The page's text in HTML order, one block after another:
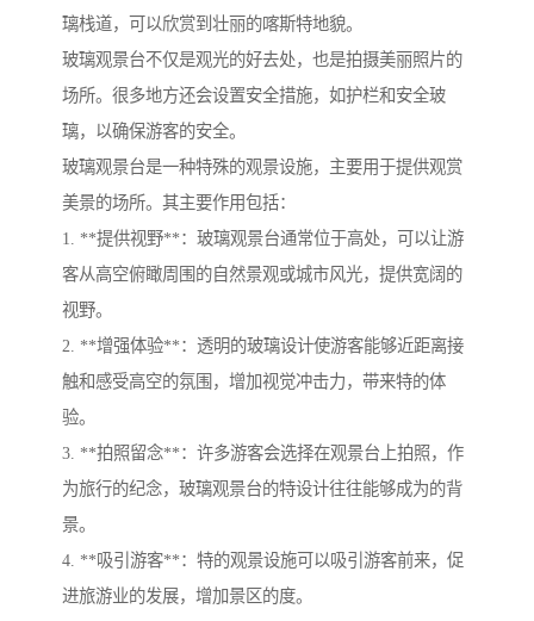
璃栈道，可以欣赏到壮丽的喀斯特地貌。
玻璃观景台不仅是观光的好去处，也是拍摄美丽照片的
场所。很多地方还会设置安全措施，如护栏和安全玻
璃，以确保游客的安全。
玻璃观景台是一种特殊的观景设施，主要用于提供观赏
美景的场所。其主要作用包括：
1. **提供视野**：玻璃观景台通常位于高处，可以让游
客从高空俯瞰周围的自然景观或城市风光，提供宽阔的
视野。
2. **增强体验**：透明的玻璃设计使游客能够近距离接
触和感受高空的氛围，增加视觉冲击力，带来特的体
验。
3. **拍照留念**：许多游客会选择在观景台上拍照，作
为旅行的纪念，玻璃观景台的特设计往往能够成为的背
景。
4. **吸引游客**：特的观景设施可以吸引游客前来，促
进旅游业的发展，增加景区的度。